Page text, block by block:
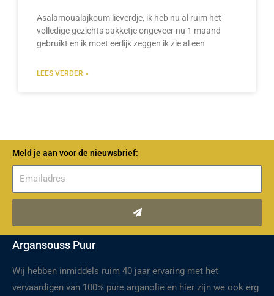
Asalamoualajkoum lieverdje, ik heb nu al ruim het
volledige gezichts pakketje ongeveer nu 1 maand
gebruikt en ik moet eerlijk zeggen ik zie al een
LEES VERDER »
Meld je aan voor de nieuwsbrief:
Argansouss Puur
Wij hebben inmiddels ruim 40 jaar ervaring met het
vervaardigen van 100% pure arganolie en hier zijn we ook erg